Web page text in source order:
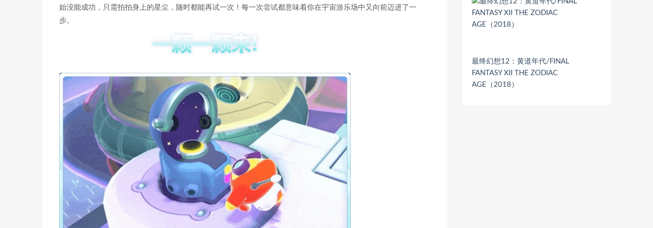
始没能成功，只需拍拍身上的星尘，随时都能再试一次！每一次尝试都意味着你在宇宙游乐场中又向前迈进了一
步。
最终幻想12：黄道年代/FINAL
FANTASY XII THE ZODIAC
AGE（2018）